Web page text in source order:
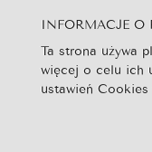
Szukaj...
Strona Główna
Newsy
INFORMACJE
Ta strona używa
więcej o celu ich
ustawień Cookies